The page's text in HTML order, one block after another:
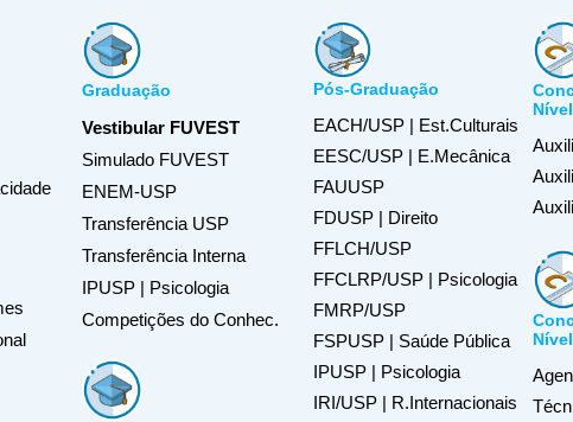
Graduação
Vestibular FUVEST
Simulado FUVEST
ENEM-USP
Transferência USP
Transferência Interna
IPUSP | Psicologia
Competições do Conhec.
Pós-Graduação
EACH/USP | Est.Culturais
EESC/USP | E.Mecânica
FAUUSP
FDUSP | Direito
FFLCH/USP
FFCLRP/USP | Psicologia
FMRP/USP
FSPUSP | Saúde Pública
IPUSP | Psicologia
IRI/USP | R.Internacionais